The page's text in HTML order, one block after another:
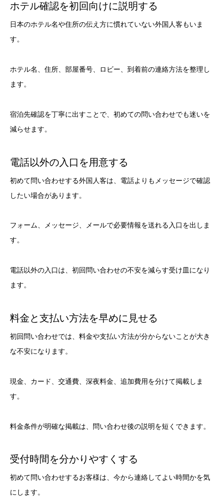
ホテル確認を初回向けに説明する
日本のホテル名や住所の伝え方に慣れていない外国人客もいま
す。
ホテル名、住所、部屋番号、ロビー、到着前の連絡方法を整理し
ます。
宿泊先確認を丁寧に出すことで、初めての問い合わせでも迷いを
減らせます。
電話以外の入口を用意する
初めて問い合わせする外国人客は、電話よりもメッセージで確認
したい場合があります。
フォーム、メッセージ、メールで必要情報を送れる入口を出しま
す。
電話以外の入口は、初回問い合わせの不安を減らす受け皿になり
ます。
料金と支払い方法を早めに見せる
初回問い合わせでは、料金や支払い方法が分からないことが大き
な不安になります。
現金、カード、交通費、深夜料金、追加費用を分けて掲載しま
す。
料金条件が明確な掲載は、問い合わせ後の説明を短くできます。
受付時間を分かりやすくする
初めて問い合わせするお客様は、今から連絡してよい時間かを気
にします。